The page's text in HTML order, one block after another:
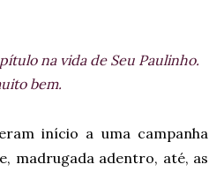
na vida de Seu Paulinho.
bem.
início a uma campanha
madrugada adentro, até, as